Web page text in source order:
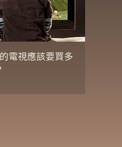
電視應該要買多